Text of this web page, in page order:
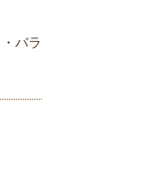
バラ